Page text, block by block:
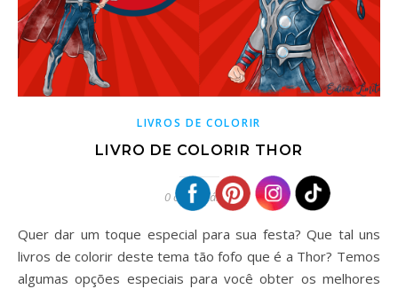
LIVROS DE COLORIR
LIVRO DE COLORIR THOR
0 comentários
Quer dar um toque especial para sua festa? Que tal uns
livros de colorir deste tema tão fofo que é a Thor? Temos
algumas opções especiais para você obter os melhores